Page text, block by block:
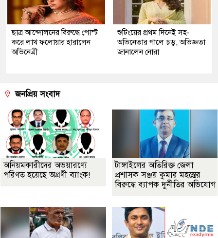
ছাত্র আন্দোলনের বিরুদ্ধে পোস্ট
করে লাখ ফলোয়ার হারালেন
অভিনেত্রী
শুটিংয়ের প্রথম দিনেই সহ-
অভিনেতার গালে চড়, অভিজ্ঞতা
জানালেন নোরা
জনপ্রিয় সংবাদ
অনিয়মকারীদের অভয়ারণ্যে
পরিণত হয়েছে অগ্রণী ব্যাংক!
টাঙ্গাইলের অতিরিক্ত জেলা
প্রশাসক সঞ্জয় কুমার মহন্তের
বিরুদ্ধে ব্যাপক দুর্নীতির অভিযোগ